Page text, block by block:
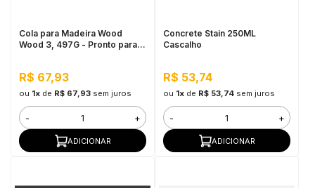
Cola para Madeira Wood
Wood 3, 497G - Pronto para
R$ 67,93
ou 1xde R$ 67,93 sem juros
- +
ADICIONAR
Concrete Stain 250ML
Cascalho
R$ 53,74
ou 1xde R$ 53,74 sem juros
- +
ADICIONAR